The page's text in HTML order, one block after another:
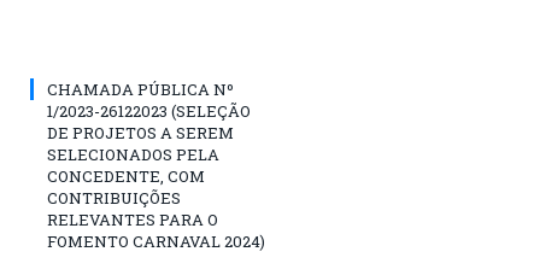
CHAMADA PÚBLICA Nº
1/2023-26122023 (SELEÇÃO
DE PROJETOS A SEREM
SELECIONADOS PELA
CONCEDENTE, COM
CONTRIBUIÇÕES
RELEVANTES PARA O
FOMENTO CARNAVAL 2024)